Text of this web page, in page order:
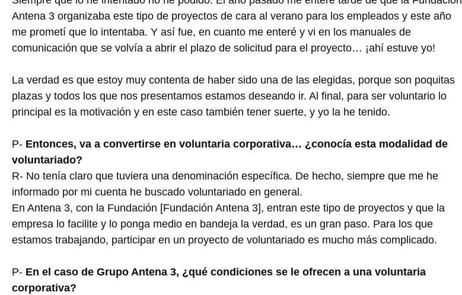
Antena 3 organizaba este tipo de proyectos de cara al verano para los empleados y este año
me prometí que lo intentaba. Y así fue, en cuanto me enteré y vi en los manuales de
comunicación que se volvía a abrir el plazo de solicitud para el proyecto… ¡ahí estuve yo!
La verdad es que estoy muy contenta de haber sido una de las elegidas, porque son poquitas
plazas y todos los que nos presentamos estamos deseando ir. Al final, para ser voluntario lo
principal es la motivación y en este caso también tener suerte, y yo la he tenido.
P- Entonces, va a convertirse en voluntaria corporativa… ¿conocía esta modalidad de
voluntariado?
R- No tenía claro que tuviera una denominación específica. De hecho, siempre que me he
informado por mi cuenta he buscado voluntariado en general.
En Antena 3, con la Fundación [Fundación Antena 3], entran este tipo de proyectos y que la
empresa lo facilite y lo ponga medio en bandeja la verdad, es un gran paso. Para los que
estamos trabajando, participar en un proyecto de voluntariado es mucho más complicado.
P- En el caso de Grupo Antena 3, ¿qué condiciones se le ofrecen a una voluntaria
corporativa?